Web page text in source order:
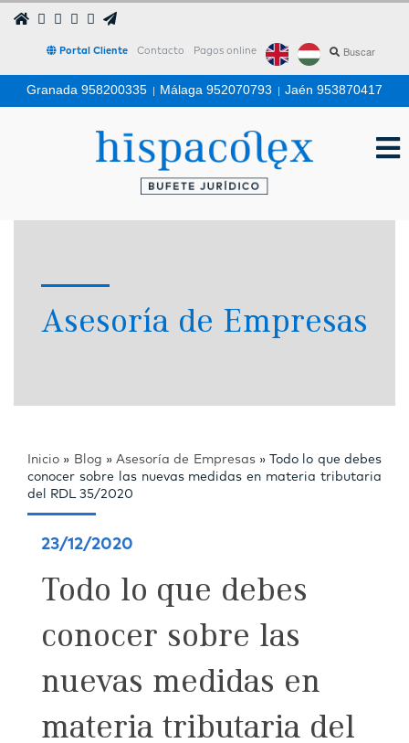
Portal Cliente Contacto Pagos online
Granada 958200335 | Málaga 952070793 | Jaén 953870417
Asesoría de Empresas
Inicio » Blog »Asesoría de Empresas»Todo lo que debes
conocer sobre las nuevas medidas en materia tributaria
del RDL 35/2020
23/12/2020
Todo lo que debes
conocer sobre las
nuevas medidas en
materia tributaria del